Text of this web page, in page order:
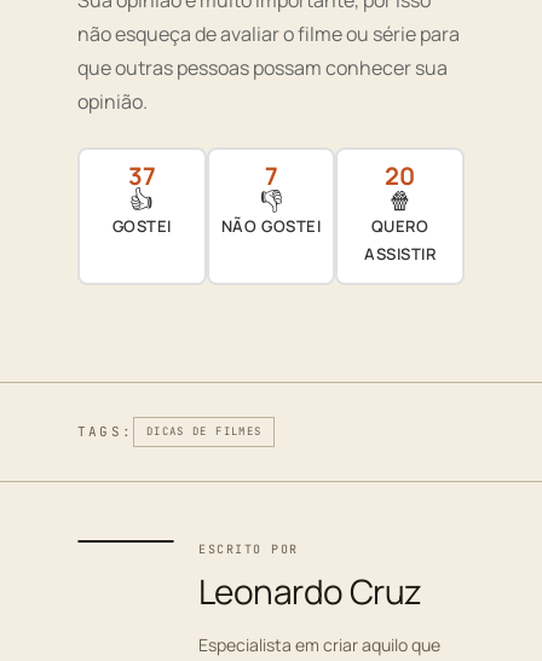
não esqueça de avaliar o filme ou série para
que outras pessoas possam conhecer sua
opinião.
37
👍
GOSTEI
7
👎
NÃO GOSTEI
20
🍿
QUERO
ASSISTIR
TAGS: DICAS DE FILMES
ESCRITO POR
Leonardo Cruz
Especialista em criar aquilo que